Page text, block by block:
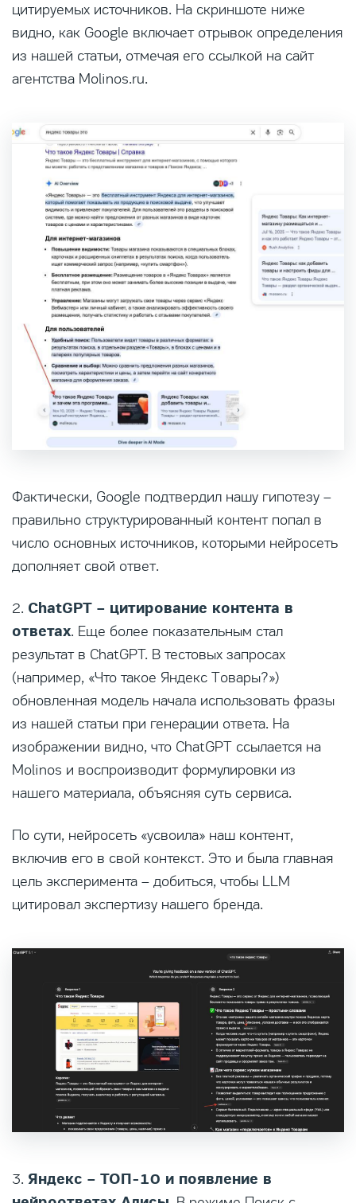
цитируемых источников. На скриншоте ниже
видно, как Google включает отрывок определения
из нашей статьи, отмечая его ссылкой на сайт
агентства Molinos.ru.
Фактически, Google подтвердил нашу гипотезу –
правильно структурированный контент попал в
число основных источников, которыми нейросеть
дополняет свой ответ.
2. ChatGPT – цитирование контента в
ответах. Еще более показательным стал
результат в ChatGPT. В тестовых запросах
(например, «Что такое Яндекс Товары?»)
обновленная модель начала использовать фразы
из нашей статьи при генерации ответа. На
изображении видно, что ChatGPT ссылается на
Molinos и воспроизводит формулировки из
нашего материала, объясняя суть сервиса.
По сути, нейросеть «усвоила» наш контент,
включив его в свой контекст. Это и была главная
цель эксперимента – добиться, чтобы LLM
цитировал экспертизу нашего бренда.
3. Яндекс – ТОП-10 и появление в